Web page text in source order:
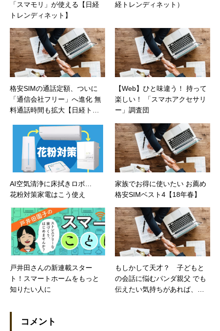
「スマモリ」が使える【日経
トレンディネット】
経トレンディネット）
格安SIMの通話定額、ついに
「通信会社フリー」へ進化 無
料通話時間も拡大【日経トレ
【Web】ひと味違う！ 持って
楽しい！ 「スマホアクセサリ
ー」調査団
AI空気清浄に床拭きロボ…
花粉対策家電はこう使え
家族でお得に使いたい お薦め
格安SIMベスト4【18年春】
戸井田さんの新連載スター
ト！スマートホームをもっと
知りたい人に
もしかして天才？ 子どもと
の会話に悩むパンダ親父 でも
伝えたい気持ちがあれば、な
コメント